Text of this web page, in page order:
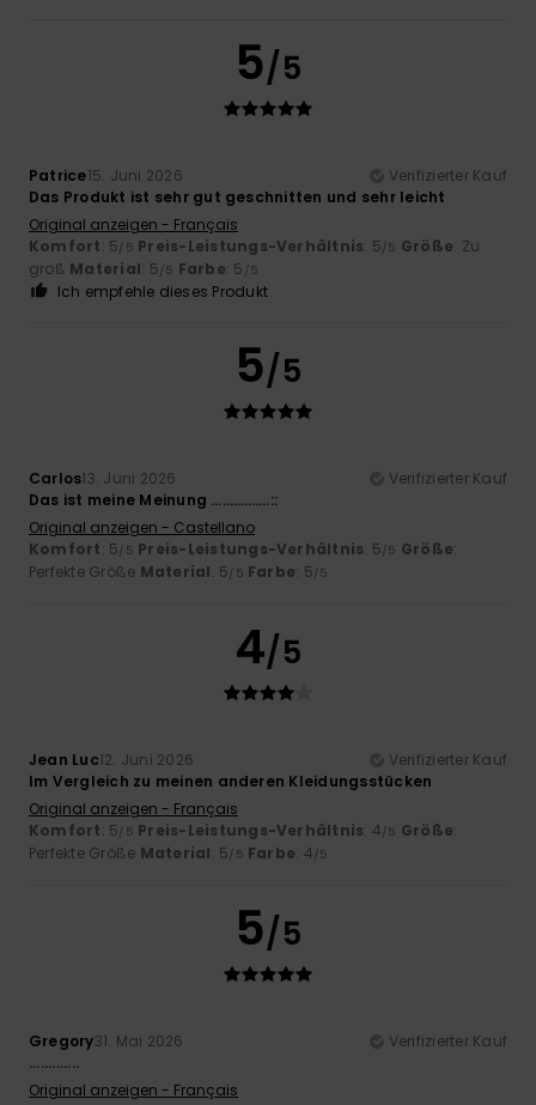
5/5
Patrice15. Juni 2026
Verifizierter Kauf
Das Produkt ist sehr gut geschnitten und sehr leicht
Original anzeigen - Français
Komfort: 5/5 Preis-Leistungs-Verhältnis: 5/5 Größe: Zu
groß Material: 5/5 Farbe: 5 /5
Ich empfehle dieses Produkt
5/5
Carlos13. Juni 2026
Verifizierter Kauf
Das ist meine Meinung …………….::
Original anzeigen - Castellano
Komfort: 5/5 Preis-Leistungs-Verhältnis: 5/5 Größe:
Perfekte Größe Material: 5/5 Farbe: 5/5
4/5
Jean Luc12. Juni 2026
Verifizierter Kauf
Im Vergleich zu meinen anderen Kleidungsstücken
Original anzeigen - Français
Komfort: 5/5 Preis-Leistungs-Verhältnis: 4/5 Größe:
Perfekte Größe Material: 5/5 Farbe: 4/5
5/5
Gregory31. Mai 2026
Verifizierter Kauf
.............
Original anzeigen - Français